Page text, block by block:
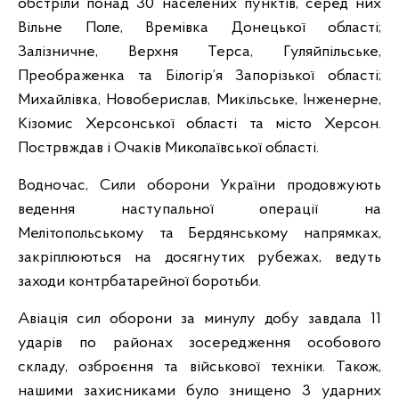
обстріли понад 30 населених пунктів, серед них
Вільне Поле, Времівка Донецької області;
Залізничне, Верхня Терса, Гуляйпільське,
Преображенка та Білогір’я Запорізької області;
Михайлівка, Новоберислав, Микільське, Інженерне,
Кізомис Херсонської області та місто Херсон.
Пострвждав і Очаків Миколаївської області.
Водночас, Сили оборони України продовжують
ведення наступальної операції на
Мелітопольському та Бердянському напрямках,
закріплюються на досягнутих рубежах, ведуть
заходи контрбатарейної боротьби.
Авіація сил оборони за минулу добу завдала 11
ударів по районах зосередження особового
складу, озброєння та військової техніки. Також,
нашими захисниками було знищено 3 ударних